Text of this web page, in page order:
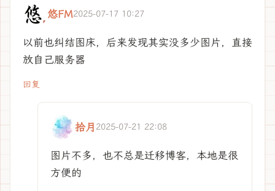
悠FM2025-07-17 10:27
以前也纠结图床，后来发现其实没多少图片，直接
放自己服务器
回复
拾月 2025-07-21 22:08
图片不多，也不总是迁移博客，本地是很
方便的